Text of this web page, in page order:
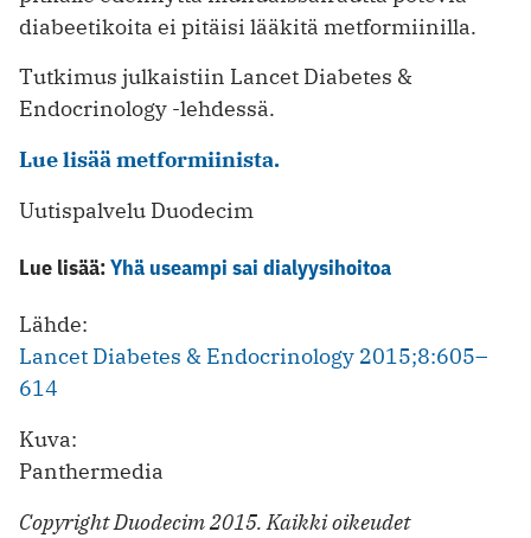
diabeetikoita ei pitäisi lääkitä metformiinilla.
Tutkimus julkaistiin Lancet Diabetes &
Endocrinology -lehdessä.
Lue lisää metformiinista.
Uutispalvelu Duodecim
Lue lisää:Yhä useampi sai dialyysihoitoa
Lähde:
Lancet Diabetes & Endocrinology 2015;8:605–
614
Kuva:
Panthermedia
Copyright Duodecim 2015. Kaikki oikeudet